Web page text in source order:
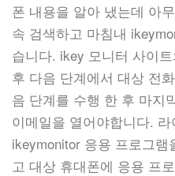
폰 내용을 알아 냈는데 아
속 검색하고 마침내
습니다. ikey 모니터 사이
후 다음 단계에서 대상 전
음 단계를 수행 한 후 마지
이메일을 열어야합니다.
ikeymonitor 응용 프로그
고 대상 휴대폰에 응용 프